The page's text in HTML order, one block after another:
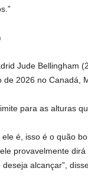
Jude Bellingham
2026 no Canadá,
para as alturas
é, isso é o quão
provavelmente
alcançar”,